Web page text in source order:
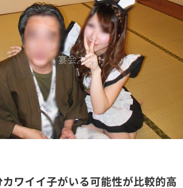
ワイイ子がいる可能性が比較的高